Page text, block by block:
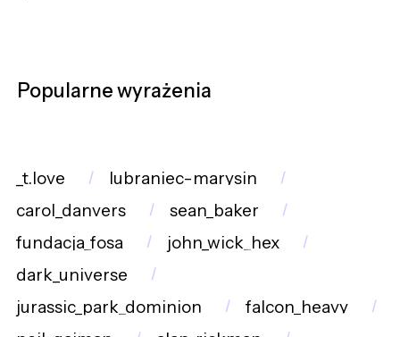
Popularne wyrażenia
_t.love
lubraniec-marysin
carol_danvers
sean_baker
fundacja_fosa
john_wick_hex
dark_universe
jurassic_park_dominion
falcon_heavy